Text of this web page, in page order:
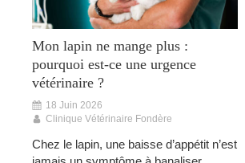
Mon lapin ne mange plus :
pourquoi est-ce une urgence
vétérinaire ?
18 Juin 2026
Clinique Vétérinaire Fondère
Chez le lapin, une baisse d’appétit n’est